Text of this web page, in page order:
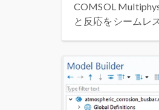
COMSOL
と反応をシームレ